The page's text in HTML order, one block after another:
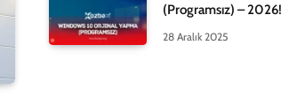
(Programsız) – 2026!
28 Aralık 2025